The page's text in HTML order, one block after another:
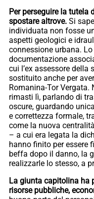
Per perseguire la tutela
spostare altrove. Si
individuata non fosse
aspetti geologici e
connessione urbana.
documentazione
cui l’ex assessore della
sostituito anche per
Romanina-Tor Vergata.
rimasti lì, parlando di
oscure, guardando
e correttezza formale,
come la nuova
– a cui era legata la
hanno finito per essere
beffa dopo il danno, la
realizzarle lo stesso, a
La giunta capitolina ha
risorse pubbliche,